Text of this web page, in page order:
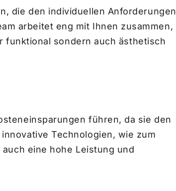
die den individuellen Anforderungen
arbeitet eng mit Ihnen zusammen,
funktional sondern auch ästhetisch
führen, da sie den
Technologien, wie zum
eine hohe Leistung und